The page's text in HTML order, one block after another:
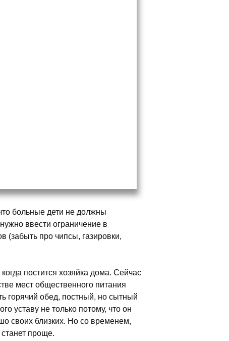
больные дети не должны
ввести ограничение в
(забыть про чипсы, газировки,
постится хозяйка дома. Сейчас
мест общественного питания
горячий обед, постный, но сытный
уставу не только потому, что он
своих близких. Но со временем,
проще.